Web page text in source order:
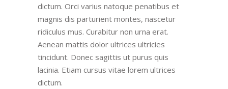
dictum. Orci varius natoque penatibus et
magnis dis parturient montes, nascetur
ridiculus mus. Curabitur non urna erat.
Aenean mattis dolor ultrices ultricies
tincidunt. Donec sagittis ut purus quis
lacinia. Etiam cursus vitae lorem ultrices
dictum.